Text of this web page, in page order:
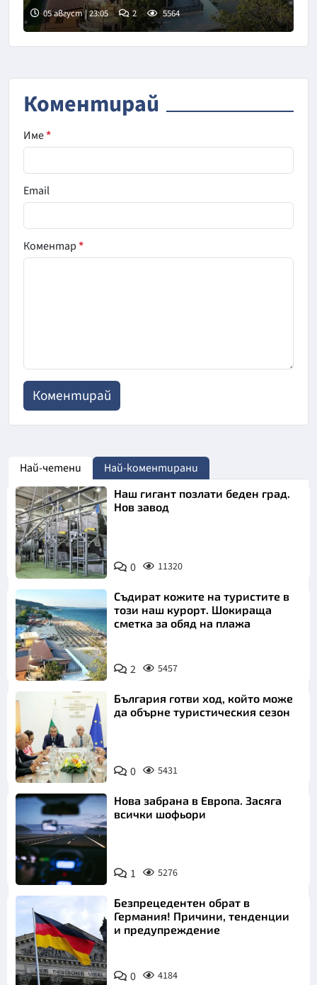
05 август | 23:05 2 5564
Коментирай
Име*
Email
Коментар*
Най-четени Най-коментирани
Наш гигант позлати беден град.
Нов завод
0 11320
Съдират кожите на туристите в
този наш курорт. Шокираща
сметка за обяд на плажа
2 5457
България готви ход, който може
да обърне туристическия сезон
0 5431
Нова забрана в Европа. Засяга
всички шофьори
1 5276
Безпрецедентен обрат в
Германия! Причини, тенденции
и предупреждение
0 4184